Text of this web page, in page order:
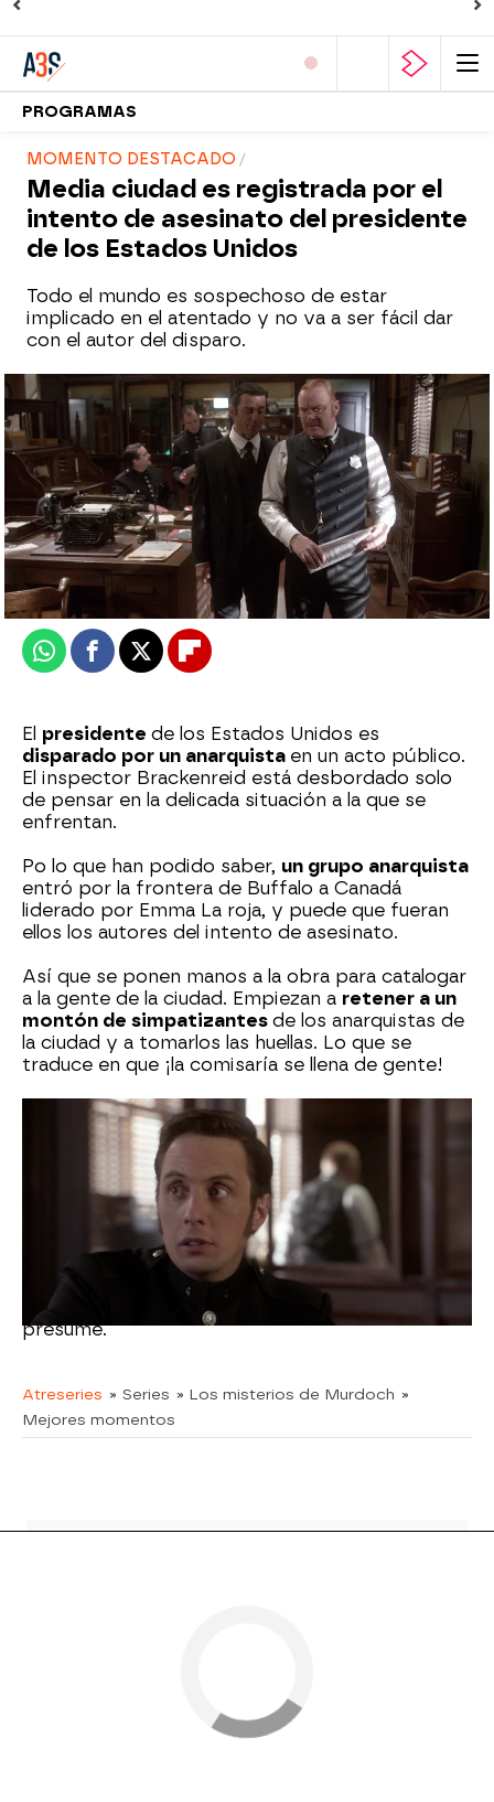
PROGRAMAS
MOMENTO DESTACADO
Media ciudad es registrada por el
intento de asesinato del presidente
de los Estados Unidos
Todo el mundo es sospechoso de estar
implicado en el atentado y no va a ser fácil dar
con el autor del disparo.
atreseries
Publicado: 21 de mayo de 2026, 16:00
WhatsappFacebook
X Flipboard
El presidente de los Estados Unidos es
disparado por un anarquista en un acto público.
El inspector Brackenreid está desbordado solo
de pensar en la delicada situación a la que se
enfrentan.
Po lo que han podido saber, un grupo anarquista
entró por la frontera de Buffalo a Canadá
liderado por Emma La roja, y puede que fueran
ellos los autores del intento de asesinato.
Así que se ponen manos a la obra para catalogar
a la gente de la ciudad. Empiezan a retener a un
montón de simpatizantes de los anarquistas de
la ciudad y a tomarlos las huellas. Lo que se
traduce en que ¡la comisaría se llena de gente!
Pero así tendrán acceso a ungran archivo con
todos los enemigos
que tiene el gobierno.
“¿De qué se me acusa?”, preguntan algunos. Pero
lo cierto es que todavía de nada.
George no da abasto haciendo el trabajo. ¡Se ha
ganado el sueldo del día! Normal que le de para
comprarse esa preciosa pluma de la que tanto
presume.
Atreseries » Series » Los misterios de Murdoch »
Mejores momentos